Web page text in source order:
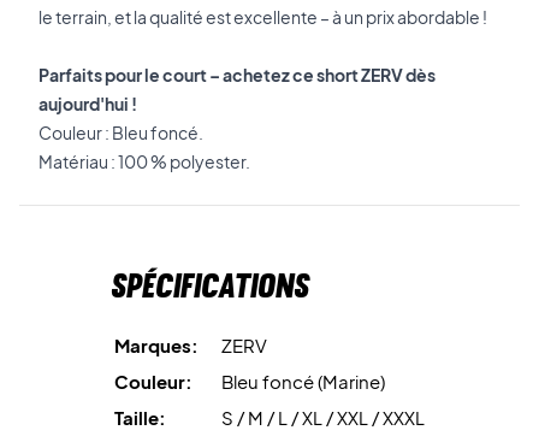
le terrain, et la qualité est excellente – à un prix abordable !
Parfaits pour le court – achetez ce short ZERV dès
aujourd'hui !
Couleur : Bleu foncé.
Matériau : 100 % polyester.
Spécifications
Marques:
ZERV
Couleur:
Bleu foncé (Marine)
Taille:
S / M / L / XL / XXL / XXXL